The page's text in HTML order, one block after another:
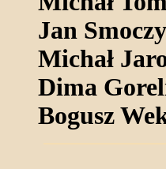
Jan
Michał
Dima
Bogusz